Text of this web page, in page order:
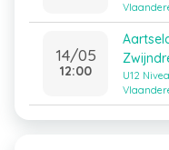
14/05
12:00
U12